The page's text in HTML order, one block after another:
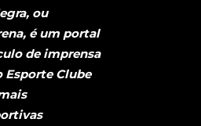
ou
é um portal
de imprensa
Esporte Clube